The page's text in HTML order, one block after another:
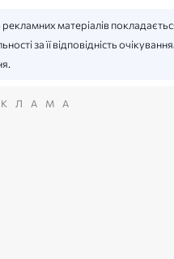
рекламних матеріалів
за її відповідність